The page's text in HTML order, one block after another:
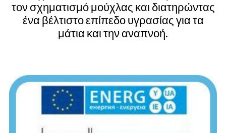
τον σχηματισμό μούχλας και διατηρώντας
ένα βέλτιστο επίπεδο υγρασίας για τα
μάτια και την αναπνοή.